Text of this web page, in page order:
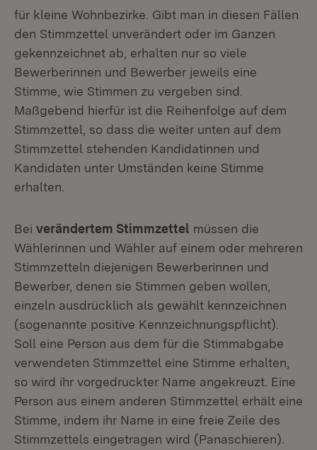
für kleine Wohnbezirke. Gibt man in diesen Fällen
den Stimmzettel unverändert oder im Ganzen
gekennzeichnet ab, erhalten nur so viele
Bewerberinnen und Bewerber jeweils eine
Stimme, wie Stimmen zu vergeben sind.
Maßgebend hierfür ist die Reihenfolge auf dem
Stimmzettel, so dass die weiter unten auf dem
Stimmzettel stehenden Kandidatinnen und
Kandidaten unter Umständen keine Stimme
erhalten.
Bei verändertem Stimmzettel müssen die
Wählerinnen und Wähler auf einem oder mehreren
Stimmzetteln diejenigen Bewerberinnen und
Bewerber, denen sie Stimmen geben wollen,
einzeln ausdrücklich als gewählt kennzeichnen
(sogenannte positive Kennzeichnungspflicht).
Soll eine Person aus dem für die Stimmabgabe
verwendeten Stimmzettel eine Stimme erhalten,
so wird ihr vorgedruckter Name angekreuzt. Eine
Person aus einem anderen Stimmzettel erhält eine
Stimme, indem ihr Name in eine freie Zeile des
Stimmzettels eingetragen wird (Panaschieren).